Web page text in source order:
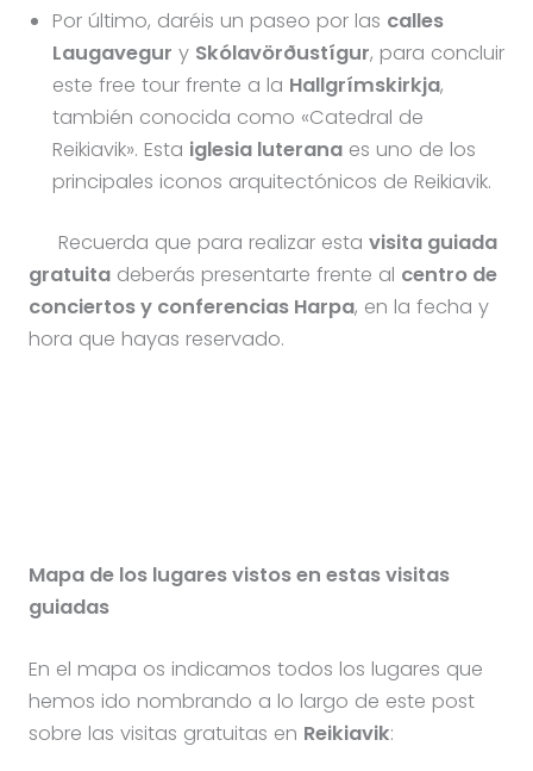
Por último, daréis un paseo por las calles
Laugavegur y Skólavörðustígur, para concluir
este free tour frente a la Hallgrímskirkja,
también conocida como «Catedral de
Reikiavik». Esta iglesia luteranaes uno de los
principales iconos arquitectónicos de Reikiavik.
Recuerda que para realizar estavisita guiada
gratuitadeberás presentarte frente al centro de
conciertos y conferencias Harpa, en la fecha y
hora que hayas reservado.
Mapa de los lugares vistos en estas visitas
guiadas
En el mapa os indicamos todos los lugares que
hemos ido nombrando a lo largo de este post
sobre las visitas gratuitas en Reikiavik: